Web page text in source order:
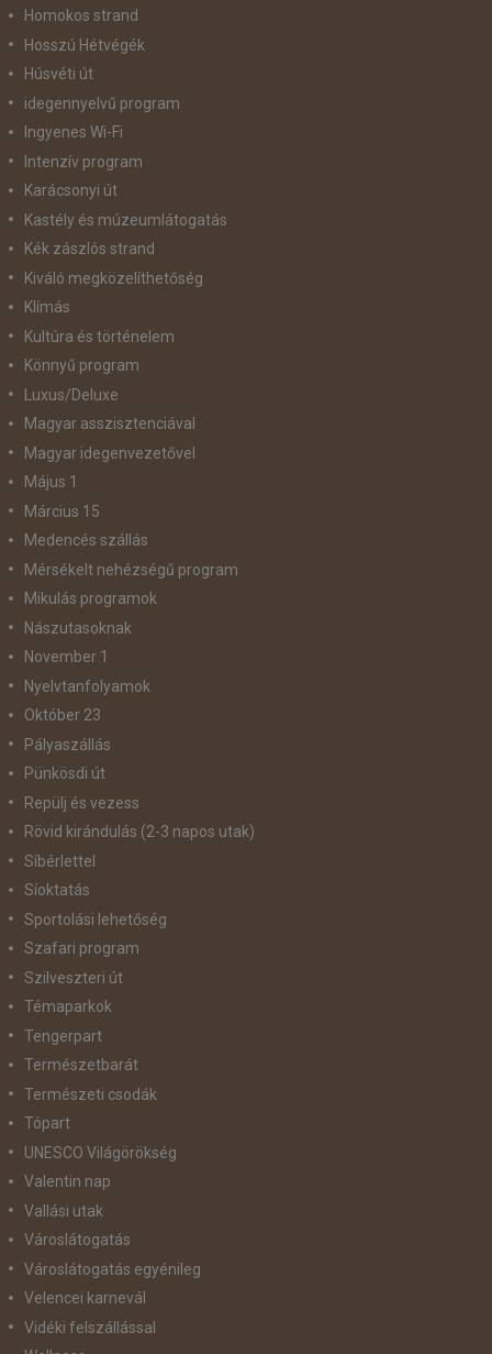
Homokos strand
Hosszú Hétvégék
Húsvéti út
idegennyelvű program
Ingyenes Wi-Fi
Intenzív program
Karácsonyi út
Kastély és múzeumlátogatás
Kék zászlós strand
Kiváló megközelíthetőség
Klímás
Kultúra és történelem
Könnyű program
Luxus/Deluxe
Magyar asszisztenciával
Magyar idegenvezetővel
Május 1
Március 15
Medencés szállás
Mérsékelt nehézségű program
Mikulás programok
Nászutasoknak
November 1
Nyelvtanfolyamok
Október 23
Pályaszállás
Pünkösdi út
Repülj és vezess
Rövid kirándulás (2-3 napos utak)
Síbérlettel
Síoktatás
Sportolási lehetőség
Szafari program
Szilveszteri út
Témaparkok
Tengerpart
Természetbarát
Természeti csodák
Tópart
UNESCO Világörökség
Valentin nap
Vallási utak
Városlátogatás
Városlátogatás egyénileg
Velencei karnevál
Vidéki felszállással